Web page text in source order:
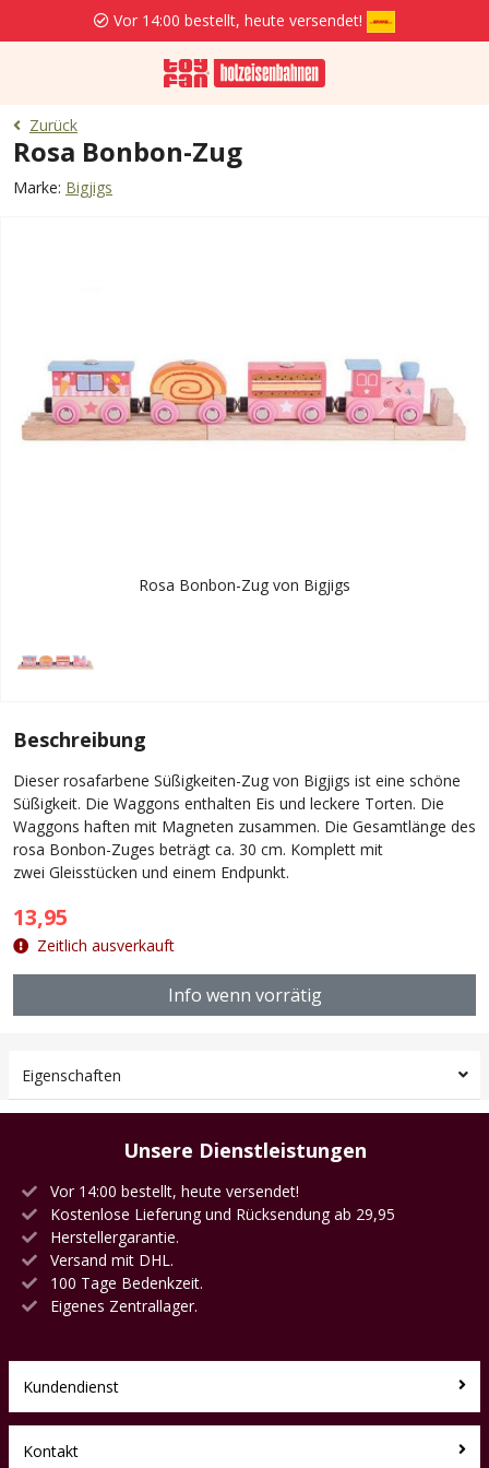
Vor 14:00 bestellt, heute versendet!
Zurück
Rosa Bonbon-Zug
Marke: Bigjigs
Rosa Bonbon-Zug von Bigjigs
Beschreibung
Dieser rosafarbene Süßigkeiten-Zug von Bigjigs ist eine schöne
Süßigkeit. Die Waggons enthalten Eis und leckere Torten. Die
Waggons haften mit Magneten zusammen. Die Gesamtlänge des
rosa Bonbon-Zuges beträgt ca. 30 cm. Komplett mit
zwei Gleisstücken und einem Endpunkt.
13,95
Zeitlich ausverkauft
Info wenn vorrätig
Eigenschaften
Unsere Dienstleistungen
Vor 14:00 bestellt, heute versendet!
Kostenlose Lieferung und Rücksendung ab 29,95
Herstellergarantie.
Versand mit DHL.
100 Tage Bedenkzeit.
Eigenes Zentrallager.
Kundendienst
Kontakt